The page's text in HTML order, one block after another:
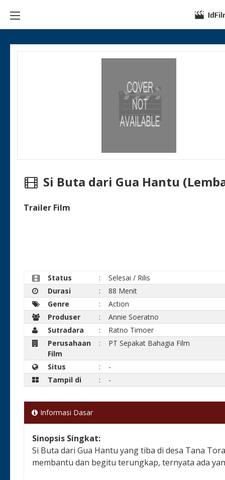
Si Buta dari Gua Hantu
Trailer Film
Status :
Selesai / Rilis
Durasi
:
88 Menit
Genre
:
Action
Produser
:
Annie Soeratno
Sutradara
:
Ratno Timoer
Perusahaan
Film
: PT Sepakat Bahagia Film
Situs :
-
Tampil di
: -
Informasi Dasar
Sinopsis Singkat:
Si Buta dari Gua Hantu yang tiba di desa Tana
membantu dan begitu terungkap, ternyata ada